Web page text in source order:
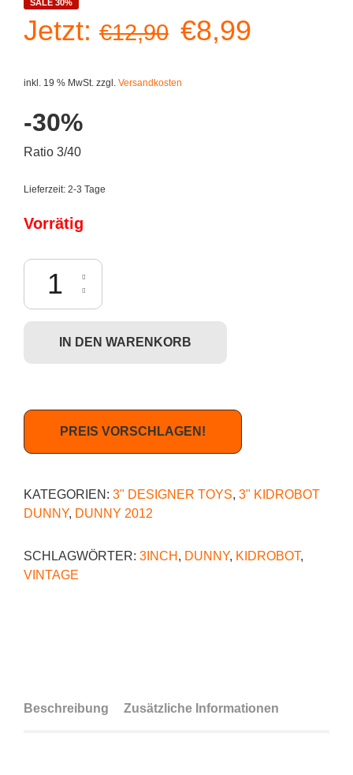
SALE 30%
Jetzt: €12,90
Preis
€8,99
inkl. 19 % MwSt. zzgl. Versandkosten
-30%
Ratio 3/40
Lieferzeit: 2-3 Tage
Vorrätig
Dunny 2012 - D. Ross "scribe" Menge
IN DEN WARENKORB
PREIS VORSCHLAGEN!
KATEGORIEN: 3" DESIGNER TOYS, 3" KIDROBOT
DUNNY, DUNNY 2012
SCHLAGWÖRTER: 3INCH , DUNNY, KIDROBOT,
VINTAGE
Beschreibung Zusätzliche Informationen